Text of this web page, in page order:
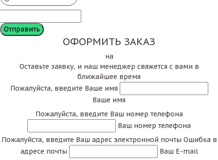
ОФОРМИТЬ ЗАКАЗ
на
Оставьте заявку, и наш менеджер свяжется с вами в
ближайшее время
Пожалуйста, введите Ваше имя
Ваше имя
Пожалуйста, введите Ваш номер телефона
Ваш номер телефона
Пожалуйста, введите Ваш адрес электронной почты Ошибка в
адресе почты
Ваш E-mail